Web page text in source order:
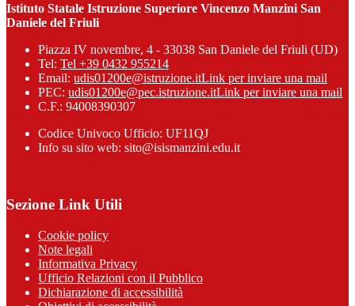
Istituto Statale Istruzione Superiore Vincenzo Manzini San
Daniele del Friuli
Piazza IV novembre, 4 - 33038 San Daniele del Friuli (UD)
Tel: Tel +39 0432 955214
Email: udis01200e@istruzione.itLink per inviare una mail
PEC: udis01200e@pec.istruzione.itLink per inviare una mail
C.F.: 94008390307
Codice Univoco Ufficio: UF11QJ
Info su sito web: sito@isismanzini.edu.it
Sezione Link Utili
Cookie policy
Note legali
Informativa Privacy
Ufficio Relazioni con il Pubblico
Dichiarazione di accessibilità